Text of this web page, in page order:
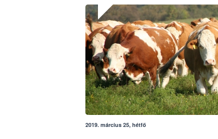
2019. március 25, hétfő